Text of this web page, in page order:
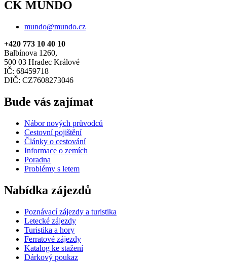
CK MUNDO
mundo@mundo.cz
+420 773 10 40 10
Balbínova 1260,
500 03 Hradec Králové
IČ: 68459718
DIČ: CZ7608273046
Bude vás zajímat
Nábor nových průvodců
Cestovní pojištění
Články o cestování
Informace o zemích
Poradna
Problémy s letem
Nabídka zájezdů
Poznávací zájezdy a turistika
Letecké zájezdy
Turistika a hory
Ferratové zájezdy
Katalog ke stažení
Dárkový poukaz